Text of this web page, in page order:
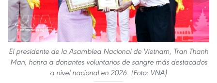
El presidente de la Asamblea Nacional de Vietnam, Tran Thanh
Man, honra a donantes voluntarios de sangre más destacados
a nivel nacional en 2026. (Foto: VNA)